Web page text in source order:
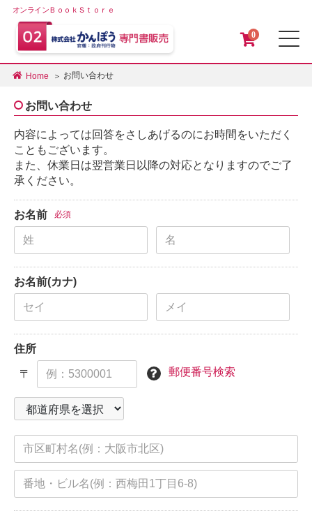
オンラインＢｏｏｋＳｔｏｒｅ
0
Home お問い合わせ
お問い合わせ
内容によっては回答をさしあげるのにお時間をいただく
こともございます。
また、休業日は翌営業日以降の対応となりますのでご了
承ください。
お名前 必須
お名前(カナ)
住所
〒 郵便番号検索